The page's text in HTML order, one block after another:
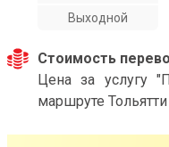
Выходной
Стоимость
Цена за услугу
маршруте